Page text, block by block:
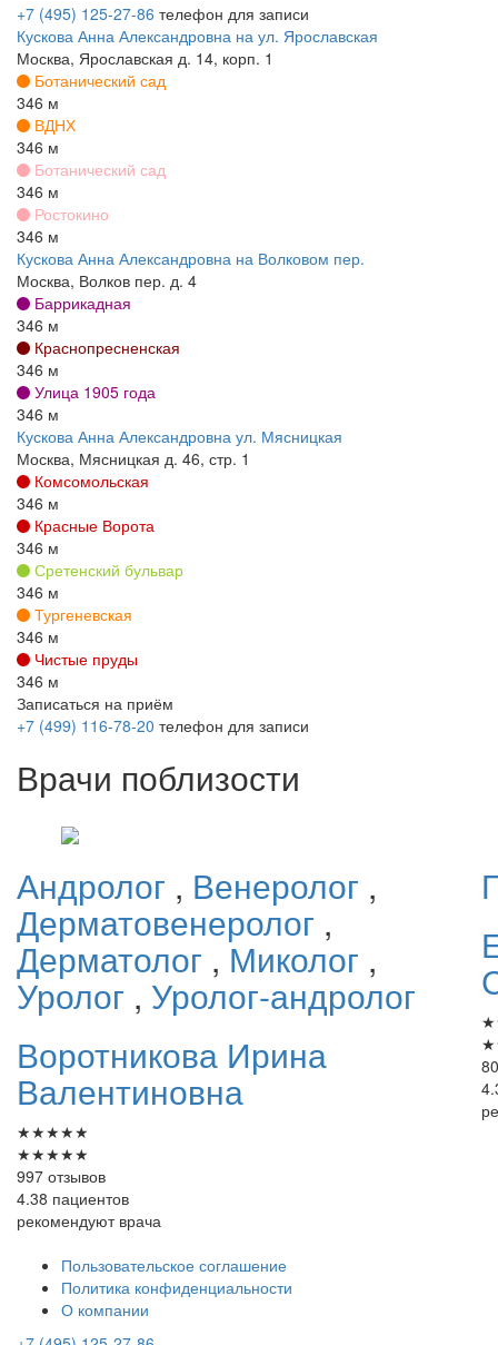
+7 (495) 125-27-86 телефон для записи
Кускова Анна Александровна на ул. Ярославская
Москва, Ярославская д. 14, корп. 1
Ботанический сад
346 м
ВДНХ
346 м
Ботанический сад
346 м
Ростокино
346 м
Кускова Анна Александровна на Волковом пер.
Москва, Волков пер. д. 4
Баррикадная
346 м
Краснопресненская
346 м
Улица 1905 года
346 м
Кускова Анна Александровна ул. Мясницкая
Москва, Мясницкая д. 46, стр. 1
Комсомольская
346 м
Красные Ворота
346 м
Сретенский бульвар
346 м
Тургеневская
346 м
Чистые пруды
346 м
Записаться на приём
+7 (499) 116-78-20 телефон для записи
Врачи поблизости
Андролог , Венеролог ,
Дерматовенеролог ,
Дерматолог , Миколог ,
Уролог , Уролог-андролог
Воротникова Ирина
Валентиновна
★★★★★
★★★★★
997 отзывов
4.38 пациентов
рекомендуют врача
★
★
Пользовательское соглашение
Политика конфиденциальности
О компании